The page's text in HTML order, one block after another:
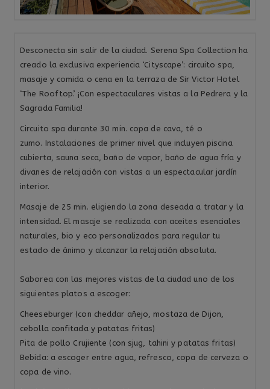
Desconecta sin salir de la ciudad. Serena Spa Collection ha
creado la exclusiva experiencia ‘Cityscape’: circuito spa,
masaje y comida o cena en la terraza de Sir Victor Hotel
‘The Rooftop’. ¡Con espectaculares vistas a la Pedrera y la
Sagrada Familia!
Circuito spa durante 30 min. copa de cava, té o
zumo. Instalaciones de primer nivel que incluyen piscina
cubierta, sauna seca, baño de vapor, baño de agua fría y
divanes de relajación con vistas a un espectacular jardín
interior.
Masaje de 25 min. eligiendo la zona deseada a tratar y la
intensidad. El masaje se realizada con aceites esenciales
naturales, bio y eco personalizados para regular tu
estado de ánimo y alcanzar la relajación absoluta.
Saborea con las mejores vistas de la ciudad uno de los
siguientes platos a escoger:
Cheeseburger (con cheddar añejo, mostaza de Dijon,
cebolla confitada y patatas fritas)
Pita de pollo Crujiente (con sjug, tahini y patatas fritas)
Bebida: a escoger entre agua, refresco, copa de cerveza o
copa de vino.